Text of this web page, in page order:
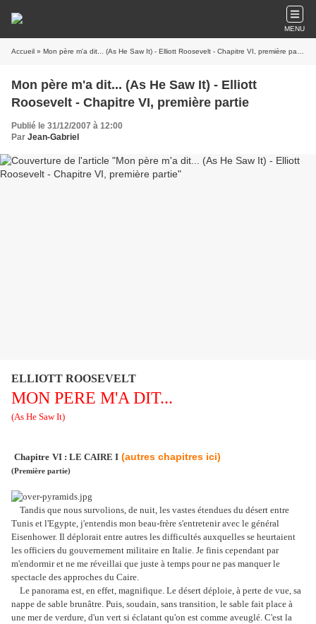
MENU
Accueil » Mon père m'a dit... (As He Saw It) - Elliott Roosevelt - Chapitre VI, première partie
Mon père m'a dit... (As He Saw It) - Elliott
Roosevelt - Chapitre VI, première partie
Publié le 31/12/2007 à 12:00
Par Jean-Gabriel
ELLIOTT ROOSEVELT
MON PERE M'A DIT...
(As He Saw It)
Chapitre VI : LE CAIRE I (autres chapitres ici)
(Première partie)
Tandis que nous survolions, de nuit, les vastes étendues du désert entre
Tunis et l'Egypte, j'entendis mon beau-frère s'entretenir avec le général
Eisenhower. Il déplorait entre autres les difficultés auxquelles se heurtaient
les officiers du gouvernement militaire en Italie. Je finis cependant par
m'endormir et ne me réveillai que juste à temps pour ne pas manquer le
spectacle des approches du Caire.
Le panorama est, en effet, magnifique. Le désert déploie, à perte de vue, sa
nappe de sable brunâtre. Puis, soudain, sans transition, le sable fait place à
une mer de verdure, d'un vert si éclatant qu'on est comme aveuglé. C'est la